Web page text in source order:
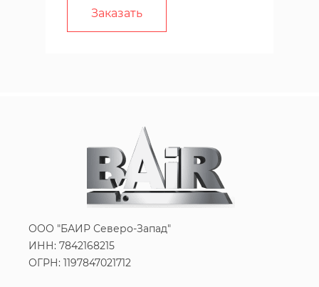
Заказать
ООО "БАИР Северо-Запад"
ИНН: 7842168215
ОГРН: 1197847021712